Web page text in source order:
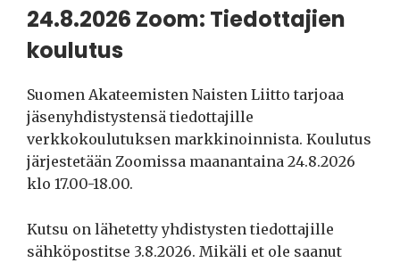
24.8.2026 Zoom: Tiedottajien
koulutus
Suomen Akateemisten Naisten Liitto tarjoaa
jäsenyhdistystensä tiedottajille
verkkokoulutuksen markkinoinnista. Koulutus
järjestetään Zoomissa maanantaina 24.8.2026
klo 17.00-18.00.
Kutsu on lähetetty yhdistysten tiedottajille
sähköpostitse 3.8.2026. Mikäli et ole saanut